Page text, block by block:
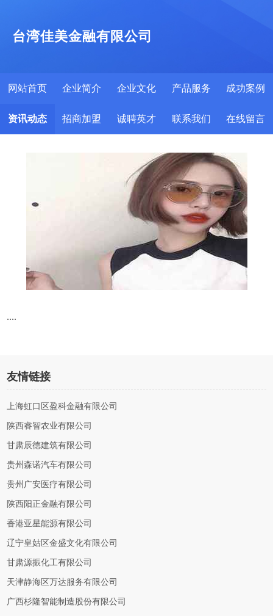
台湾佳美金融有限公司
网站首页 企业简介 企业文化 产品服务 成功案例
资讯动态 招商加盟 诚聘英才 联系我们 在线留言
....
友情链接
上海虹口区盈科金融有限公司
陕西睿智农业有限公司
甘肃辰德建筑有限公司
贵州森诺汽车有限公司
贵州广安医疗有限公司
陕西阳正金融有限公司
香港亚星能源有限公司
辽宁皇姑区金盛文化有限公司
甘肃源振化工有限公司
天津静海区万达服务有限公司
广西杉隆智能制造股份有限公司